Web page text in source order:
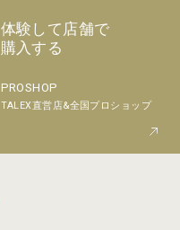
体験して店舗で
購入する
PROSHOP
TALEX直営店&全国プロショップ